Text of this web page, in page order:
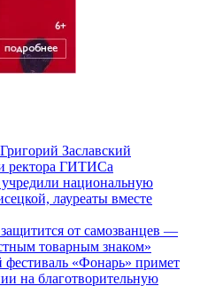
Заславский
ректора ГИТИСа
национальную
лауреаты вместе
от самозванцев —
товарным знаком»
«Фонарь» примет
на благотворительную